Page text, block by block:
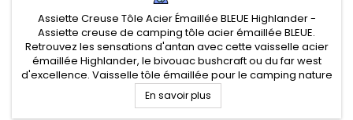
Assiette Creuse Tôle Acier Émaillée BLEUE Highlander -
Assiette creuse de camping tôle acier émaillée BLEUE.
Retrouvez les sensations d'antan avec cette vaisselle acier
émaillée Highlander, le bivouac bushcraft ou du far west
d'excellence. Vaisselle tôle émaillée pour le camping nature
originel. Robustesse et facilité de nettoyage
En savoir plus